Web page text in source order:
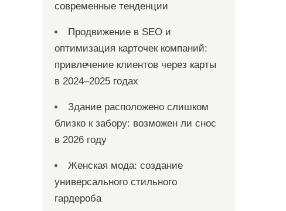
современные тенденции
Продвижение в SEO и
оптимизация карточек компаний:
привлечение клиентов через карты
в 2024–2025 годах
Здание расположено слишком
близко к забору: возможен ли снос
в 2026 году
Женская мода: создание
универсального стильного
гардероба